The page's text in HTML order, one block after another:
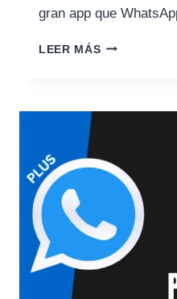
gran app que
LEER MÁS¿QUÉ
IOS?
PARA
IPHONE).